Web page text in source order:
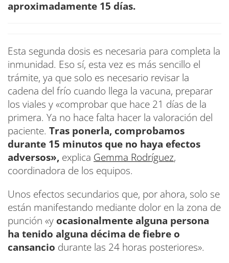
aproximadamente 15 días.
Esta segunda dosis es necesaria para completa la
inmunidad. Eso sí, esta vez es más sencillo el
trámite, ya que solo es necesario revisar la
cadena del frío cuando llega la vacuna, preparar
los viales y «comprobar que hace 21 días de la
primera. Ya no hace falta hacer la valoración del
paciente. Tras ponerla, comprobamos
durante 15 minutos que no haya efectos
adversos», explica Gemma Rodríguez,
coordinadora de los equipos.
Unos efectos secundarios que, por ahora, solo se
están manifestando mediante dolor en la zona de
punción «y ocasionalmente alguna persona
ha tenido alguna décima de fiebre o
cansancio durante las 24 horas posteriores».